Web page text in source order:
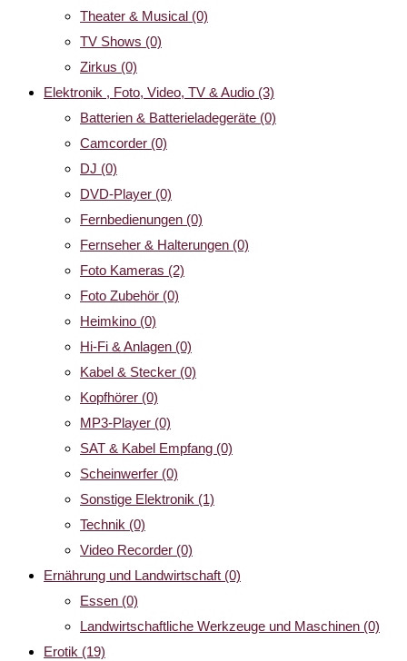
Theater & Musical (0)
TV Shows (0)
Zirkus (0)
Elektronik , Foto, Video, TV & Audio (3)
Batterien & Batterieladegeräte (0)
Camcorder (0)
DJ (0)
DVD-Player (0)
Fernbedienungen (0)
Fernseher & Halterungen (0)
Foto Kameras (2)
Foto Zubehör (0)
Heimkino (0)
Hi-Fi & Anlagen (0)
Kabel & Stecker (0)
Kopfhörer (0)
MP3-Player (0)
SAT & Kabel Empfang (0)
Scheinwerfer (0)
Sonstige Elektronik (1)
Technik (0)
Video Recorder (0)
Ernährung und Landwirtschaft (0)
Essen (0)
Landwirtschaftliche Werkzeuge und Maschinen (0)
Erotik (19)